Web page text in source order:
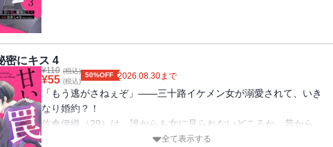
ていない、はずだったのに。「俺は胸より尻派」「俺はお前が好
きだけど」トラウマを抱えたイケメン女×自称一途の意地悪男の
社内溺愛ラブストーリー。
密にキス 4
¥110 (税込)
¥55 (税込)
50%OFF 2026.08.30まで
「もう逃がさねぇぞ」――三十路イケメン女が溺愛されて、いき
なり婚約？！
佐倉伊織（29）は、誰からも女に見られないどころか、昔から
女にモテまくる。過去に異性とお付き合いした経験もたった1回
全て表示する